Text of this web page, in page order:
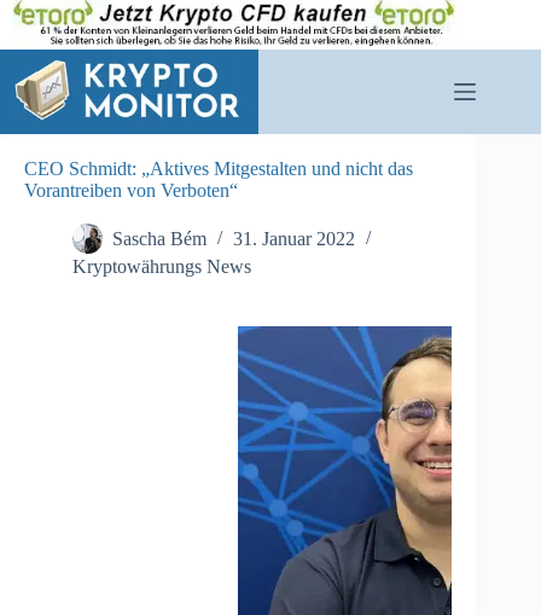
Zum
Inhalt
springen
CEO Schmidt: „Aktives Mitgestalten und nicht das
Vorantreiben von Verboten“
Sascha Bém
31. Januar 2022
Kryptowährungs News